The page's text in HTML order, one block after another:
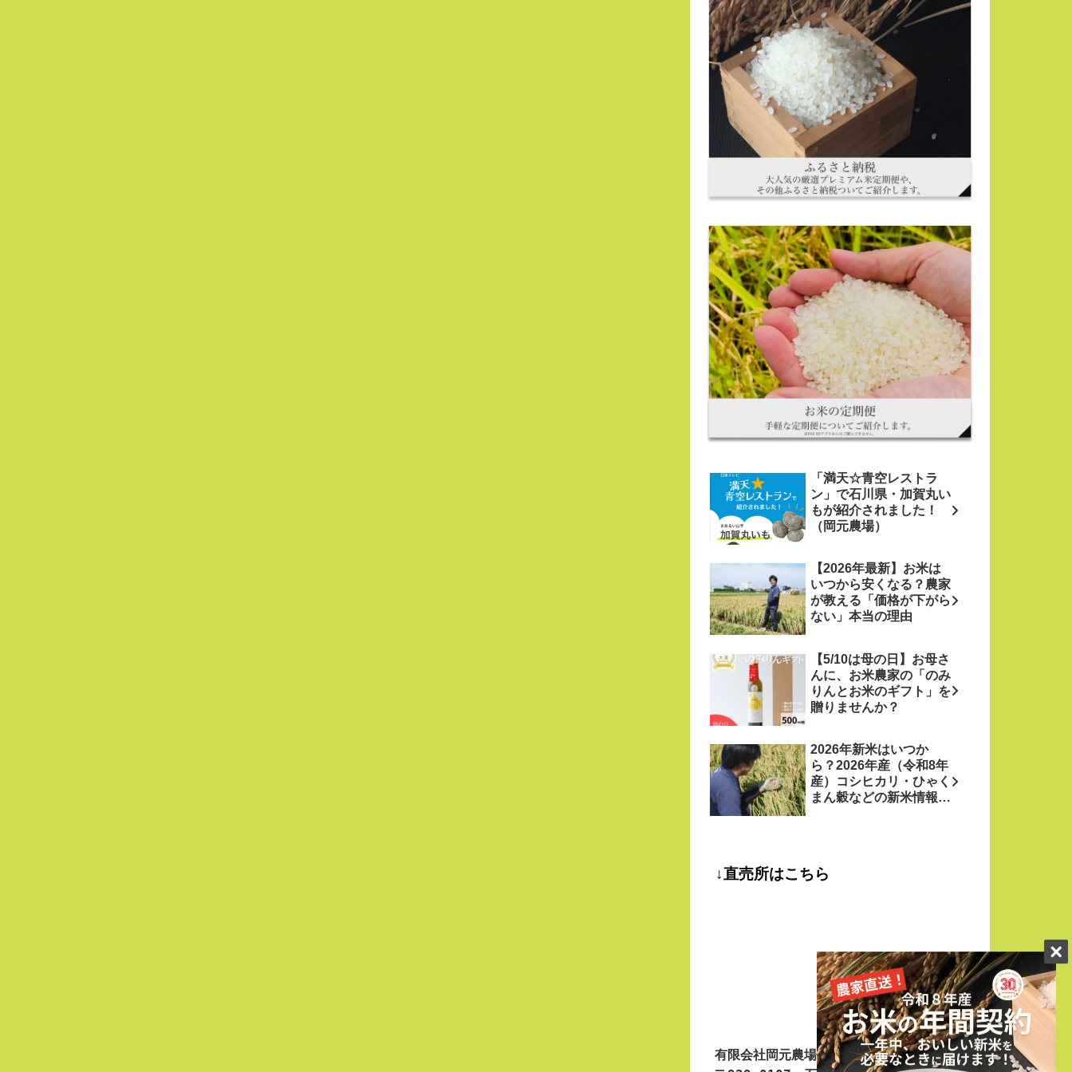
「満天☆青空レストラ
ン」で石川県・加賀丸い
もが紹介されました！
（岡元農場）
【2026年最新】お米は
いつから安くなる？農家
が教える「価格が下がら
ない」本当の理由
【5/10は母の日】お母さ
んに、お米農家の「のみ
りんとお米のギフト」を
贈りませんか？
2026年新米はいつか
ら？2026年産（令和8年
産）コシヒカリ・ひゃく
まん穀などの新米情報を
↓直売所はこちら
有限会社岡元農場